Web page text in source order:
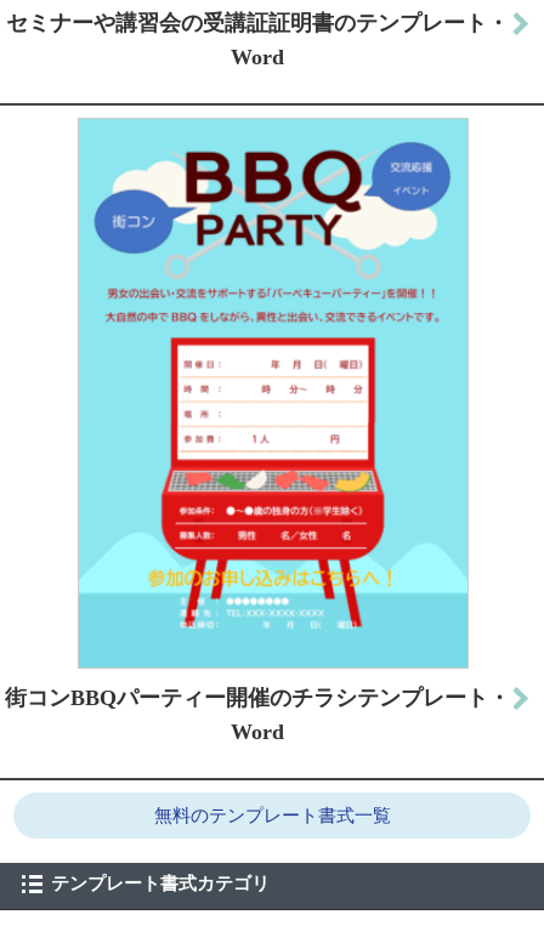
セミナーや講習会の受講証証明書のテンプレート・
Word
街コンBBQパーティー開催のチラシテンプレート・
Word
無料のテンプレート書式一覧
テンプレート書式カテゴリ